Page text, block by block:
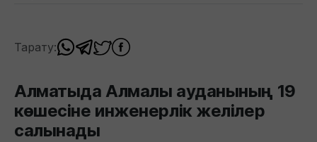
Тарату:
Алматыда Алмалы ауданының 19
көшесіне инженерлік желілер
салынады